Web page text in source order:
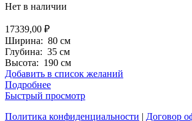
Нет в наличии
17339,00 ₽
Ширина: 80 см
Глубина: 35 см
Высота: 190 см
Добавить в список желаний
Подробнее
Быстрый просмотр
Политика конфиденциальности | Договор